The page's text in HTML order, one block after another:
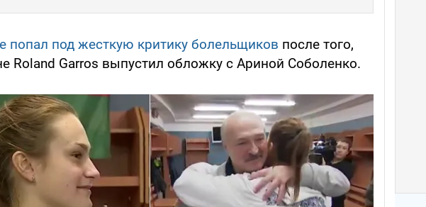
попал под жесткую критику болельщиков после того,
Roland Garros выпустил обложку с Ариной Соболенко.